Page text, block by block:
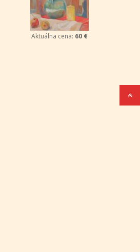
Aktuálna cena: 60 €